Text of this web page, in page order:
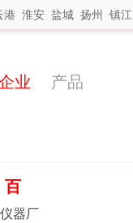
港 淮安 盐城 扬州 镇江
业 产品
百
器厂